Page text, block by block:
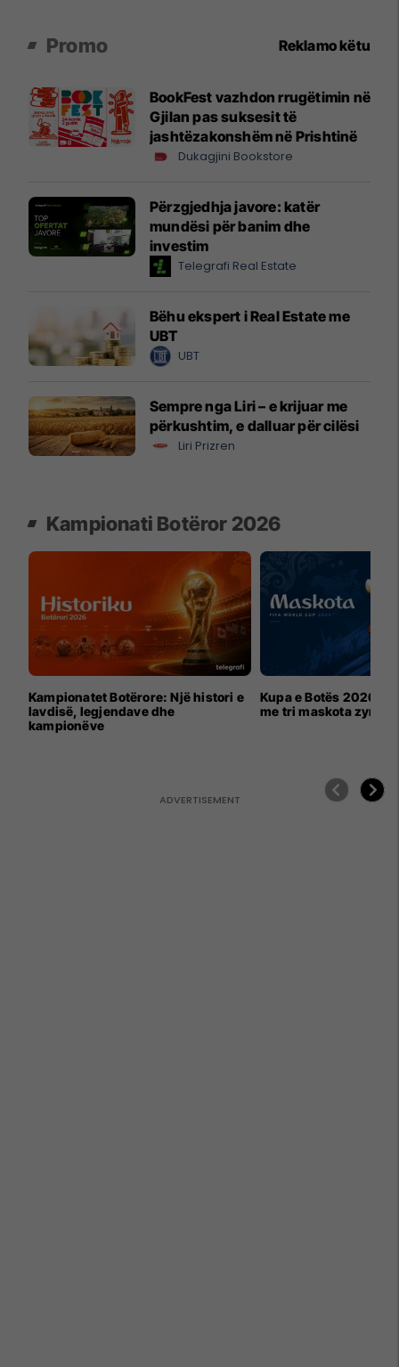
Promo Reklamo këtu
BookFest vazhdon rrugëtimin në
Gjilan pas suksesit të
jashtëzakonshëm në Prishtinë
Dukagjini Bookstore
Përzgjedhja javore: katër
mundësi për banim dhe
investim
Telegrafi Real Estate
Bëhu ekspert i Real Estate me
UBT
UBT
Sempre nga Liri – e krijuar me
përkushtim, e dalluar për cilësi
Liri Prizren
Kampionati Botëror 2026
Kampionatet Botërore: Një histori e
lavdisë, legjendave dhe
kampionëve
Kupa e Botës 2026
me tri maskota zyrtare